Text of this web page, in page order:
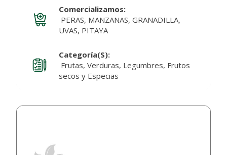
Comercializamos:
PERAS, MANZANAS, GRANADILLA,
UVAS, PITAYA
Categoría(s):
Frutas, Verduras, Legumbres, Frutos
secos y Especias